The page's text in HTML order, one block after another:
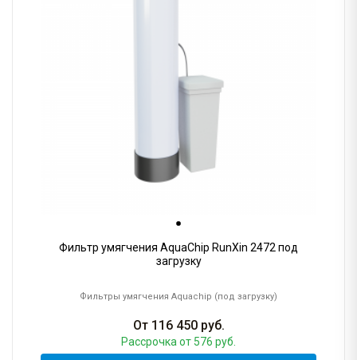
Фильтр умягчения AquaChip RunXin 2472 под
загрузку
Фильтры умягчения Aquachip (под загрузку)
От 116 450руб.
Рассрочка от 576 руб.